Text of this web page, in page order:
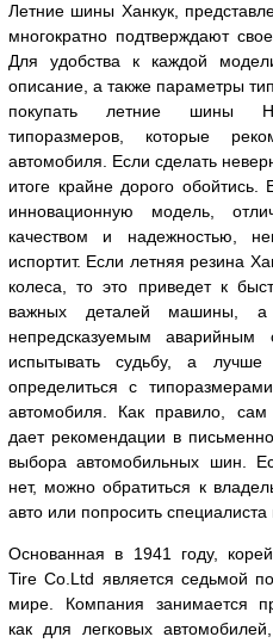
Летние шины Ханкук,
многократно подтверждают
Для удобства к каждой
описание, а также параметры
покупать летние шины
типоразмеров, которые
автомобиля. Если сделать
итоге крайне дорого
инновационную модель,
качеством и надежностью,
испортит. Если летняя резина
колеса, то это приведет к
важных деталей машины,
непредсказуемым аварийным
испытывать судьбу, а
определиться с
автомобиля. Как правило,
дает рекомендации в
выбора автомобильных шин.
нет, можно обратиться к
авто или попросить
Основанная в 1941 году,
Tire Co.Ltd является седьмой
мире. Компания занимается
как для легковых